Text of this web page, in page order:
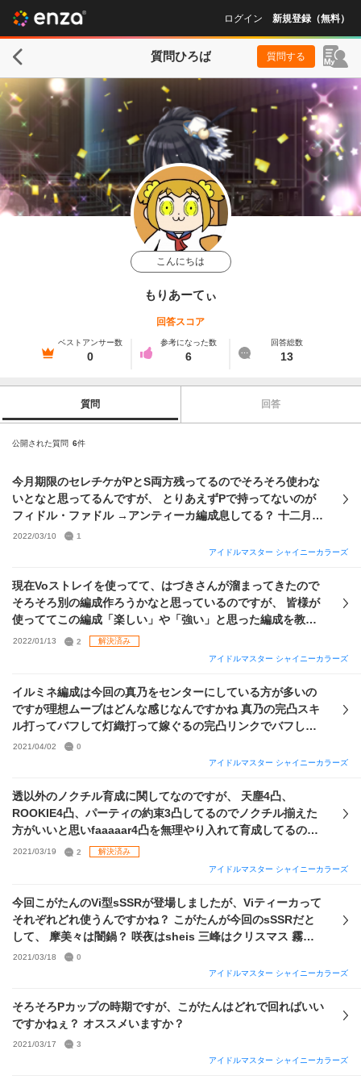
ログイン 新規登録（無料）
質問ひろば 質問する
こんにちは
もりあーてぃ
回答スコア
ベストアンサー数
0
参考になった数
6
回答総数
13
質問 回答
公開された質問 6件
今月期限のセレチケがPとS両方残ってるのでそろそろ使わな
いとなと思ってるんですが、 とりあえずPで持ってないのが
フィドル・ファドル →アンティーカ編成息してる？ 十二月短
篇 →放クラはVoからDaに変わりつつある気が......... cheer+
→3色編成って息してる？ 以上となり、迷ってるのですがな
諸々でコメントいただけるとありがたいです。
2022/03/10
1
アイドルマスター シャイニーカラーズ
現在Voストレイを使ってて、はづきさんが溜まってきたので
そろそろ別の編成作ろうかなと思っているのですが、 皆様が
使っててこの編成「楽しい」や「強い」と思った編成を教え
て頂けないでしょうか？ 参考までに私が所持している限定を
載せておきます。そこそこ揃っていると思っているので編成
レチケがPS両方あるのでそこも参考にして頂けると幸いで
す。
2022/01/13 2
解決済み
アイドルマスター シャイニーカラーズ
イルミネ編成は今回の真乃をセンターにしている方が多いの
ですが理想ムーブはどんな感じなんですかね 真乃の完凸スキ
ル打ってバフして灯織打って嫁ぐるの完凸リンクでバフして
真乃の思い出の4ターン締めになるのでしょうか？ もし使っ
てる方がいらっしゃいましたら感想などを教えてください
2021/04/02
0
アイドルマスター シャイニーカラーズ
透以外のノクチル育成に関してなのですが、 天塵4凸、
ROOKIE4凸、パーティの約束3凸してるのでノクチル揃えた
方がいいと思いfaaaaar4凸を無理やり入れて育成してるので
すが、UFOないなら透の枠は捨てるべきなのでしょうか？ ち
なみに1枚目が透入れた編成、2枚目が透抜きの普段の編成で
す
2021/03/19 2
解決済み
アイドルマスター シャイニーカラーズ
今回こがたんのVi型sSSRが登場しましたが、Viティーカって
それぞれどれ使うんですかね？ こがたんが今回のsSSRだと
して、 摩美々は闇鍋？ 咲夜はsheis 三峰はクリスマス 霧子
は？ 霧子って何使うんですかね？それとも今後に期待状態で
2021/03/18
0
アイドルマスター シャイニーカラーズ
そろそろPカップの時期ですが、こがたんはどれで回ればいい
ですかねぇ？ オススメいますか？
2021/03/17
3
アイドルマスター シャイニーカラーズ